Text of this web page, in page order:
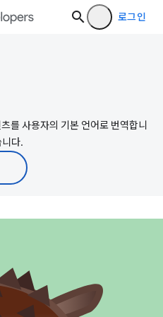
로그인
를 사용자의 기본 언어로 번역합니
다.